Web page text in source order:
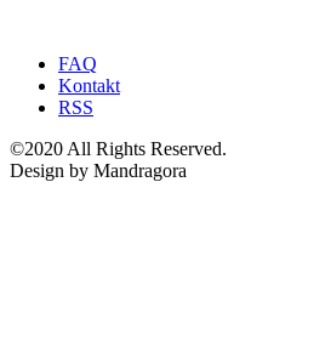
FAQ
Kontakt
RSS
©2020 All Rights Reserved.
Design by Mandragora